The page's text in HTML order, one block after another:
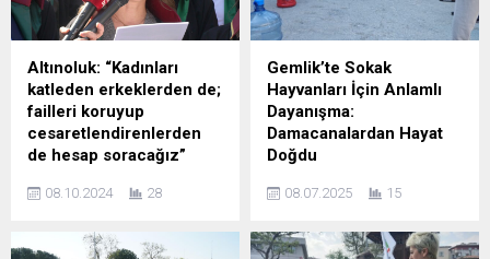
Altınoluk: “Kadınları
katleden erkeklerden de;
failleri koruyup
cesaretlendirenlerden
de hesap soracağız”
cinayetlerine dikkat çekip,
cesaretlendiren cezasızlık
08.10.2024 28
Gemlik’te Sokak
Hayvanları İçin Anlamlı
Dayanışma:
Damacanalardan Hayat
Doğdu
Gemlik Belediyesi, gönüllü
örnek bir farkındalık
08.07.2025 15